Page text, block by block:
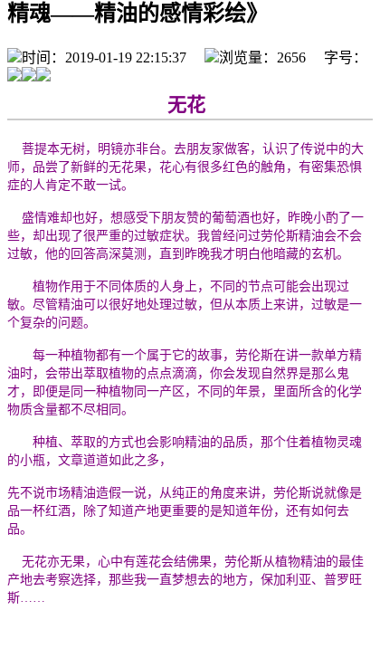
精魂——精油的感情彩绘》
时间：2019-01-19 22:15:37 浏览量：2656 字号：
无花
菩提本无树，明镜亦非台。去朋友家做客，认识了传说中的大
师，品尝了新鲜的无花果，花心有很多红色的触角，有密集恐惧
症的人肯定不敢一试。
盛情难却也好，想感受下朋友赞的葡萄酒也好，昨晚小酌了一
些，却出现了很严重的过敏症状。我曾经问过劳伦斯精油会不会
过敏，他的回答高深莫测，直到昨晚我才明白他暗藏的玄机。
植物作用于不同体质的人身上，不同的节点可能会出现过
敏。尽管精油可以很好地处理过敏，但从本质上来讲，过敏是一
个复杂的问题。
每一种植物都有一个属于它的故事，劳伦斯在讲一款单方精
油时，会带出萃取植物的点点滴滴，你会发现自然界是那么鬼
才，即便是同一种植物同一产区，不同的年景，里面所含的化学
物质含量都不尽相同。
种植、萃取的方式也会影响精油的品质，那个住着植物灵魂
的小瓶，文章道道如此之多，
先不说市场精油造假一说，从纯正的角度来讲，劳伦斯说就像是
品一杯红酒，除了知道产地更重要的是知道年份，还有如何去
品。
无花亦无果，心中有莲花会结佛果，劳伦斯从植物精油的最佳
产地去考察选择，那些我一直梦想去的地方，保加利亚、普罗旺
斯